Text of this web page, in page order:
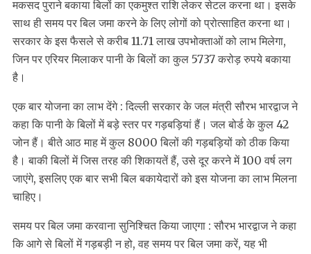
मकसद पुराने बकाया बिलों का एकमुश्त राशि लेकर सेटल करना था। इसके
साथ ही समय पर बिल जमा करने के लिए लोगों को प्रोत्साहित करना था।
सरकार के इस फैसले से करीब 11.71 लाख उपभोक्ताओं को लाभ मिलेगा,
जिन पर एरियर मिलाकर पानी के बिलों का कुल 5737 करोड़ रुपये बकाया
है।
एक बार योजना का लाभ देंगे : दिल्ली सरकार के जल मंत्री सौरभ भारद्वाज ने
कहा कि पानी के बिलों में बड़े स्तर पर गड़बड़ियां हैं। जल बोर्ड के कुल 42
जोन हैं। बीते आठ माह में कुल 8000 बिलों की गड़बड़ियों को ठीक किया
है। बाकी बिलों में जिस तरह की शिकायतें हैं, उसे दूर करने में 100 वर्ष लग
जाएंगे, इसलिए एक बार सभी बिल बकायेदारों को इस योजना का लाभ मिलना
चाहिए।
समय पर बिल जमा करवाना सुनिश्चित किया जाएगा : सौरभ भारद्वाज ने कहा
कि आगे से बिलों में गड़बड़ी न हो, वह समय पर बिल जमा करें, यह भी